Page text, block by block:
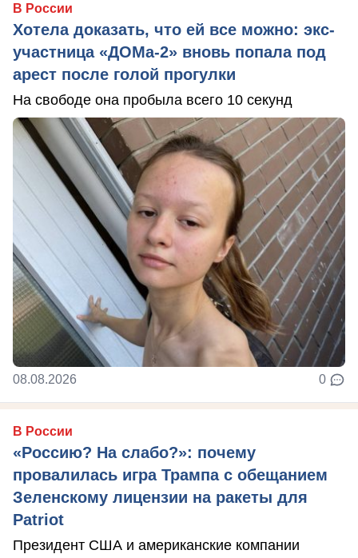
В России
Хотела доказать, что ей все можно: экс-
участница «ДОМа-2» вновь попала под
арест после голой прогулки
На свободе она пробыла всего 10 секунд
08.08.2026 0
В России
«Россию? На слабо?»: почему
провалилась игра Трампа с обещанием
Зеленскому лицензии на ракеты для
Patriot
Президент США и американские компании